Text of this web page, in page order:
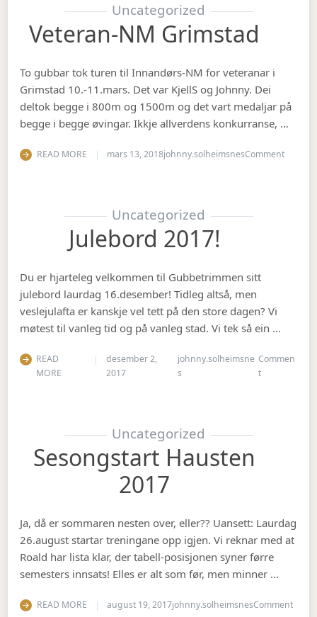
Uncategorized
Veteran-NM Grimstad
To gubbar tok turen til Innandørs-NM for veteranar i
Grimstad 10.-11.mars. Det var KjellS og Johnny. Dei
deltok begge i 800m og 1500m og det vart medaljar på
begge i begge øvingar. Ikkje allverdens konkurranse, …
READ MORE mars 13, 2018johnny.solheimsnesCommenton
Uncategorized
Julebord 2017!
Du er hjarteleg velkommen til Gubbetrimmen sitt
julebord laurdag 16.desember! Tidleg altså, men
veslejulafta er kanskje vel tett på den store dagen? Vi
møtest til vanleg tid og på vanleg stad. Vi tek så ein …
READ
MORE
desember 2,
2017
johnny.solheimsne
s
Commen
ton Julebord
Uncategorized
Sesongstart Hausten
2017
Ja, då er sommaren nesten over, eller?? Uansett: Laurdag
26.august startar treningane opp igjen. Vi reknar med at
Roald har lista klar, der tabell-posisjonen syner førre
semesters innsats! Elles er alt som før, men minner …
READ MORE august 19, 2017johnny.solheimsnesCommenton